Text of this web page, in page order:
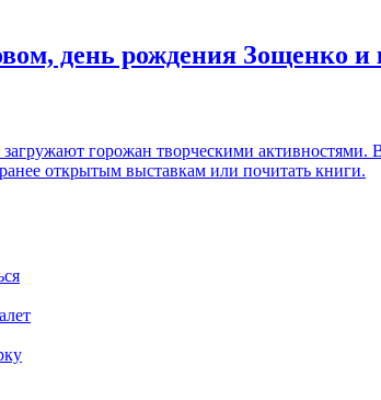
день рождения Зощенко и
горожан творческими активностями.
открытым выставкам или почитать книги.